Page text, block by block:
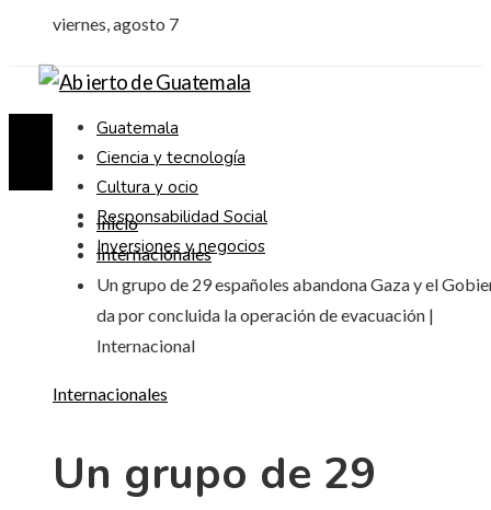
viernes, agosto 7
Guatemala
Ciencia y tecnología
Cultura y ocio
Responsabilidad Social
Inversiones y negocios
Inicio
Internacionales
Un grupo de 29 españoles abandona Gaza y el
da por concluida la operación de evacuación |
Internacional
Internacionales
Un grupo de 29